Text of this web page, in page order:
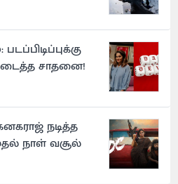
சாதனை!
நடித்த
நாள் வசூல்